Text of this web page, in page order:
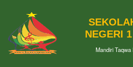
NEGERI
Mandiri